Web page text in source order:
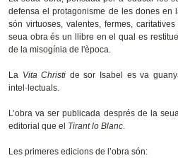
defensa el protagonisme de les dones en
són virtuoses, valentes, fermes,
seua obra és un llibre en el qual es
de la misogínia de l'època.
La Vita Christi de sor Isabel es va
intel·lectuals.
L’obra va ser publicada després de la
editorial que el Tirant lo Blanc.
Les primeres edicions de l’obra són: